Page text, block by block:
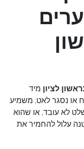
לציון מיד
או נסגר לאט, משמיע
לא עובד, או שהוא
עלול להחמיר את